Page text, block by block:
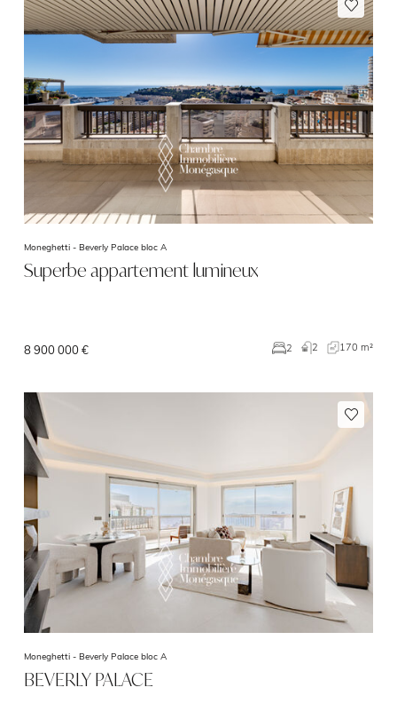
Moneghetti - Beverly Palace bloc A
Superbe appartement lumineux
8 900 000 € 2 2 170 m²
Moneghetti - Beverly Palace bloc A
BEVERLY PALACE